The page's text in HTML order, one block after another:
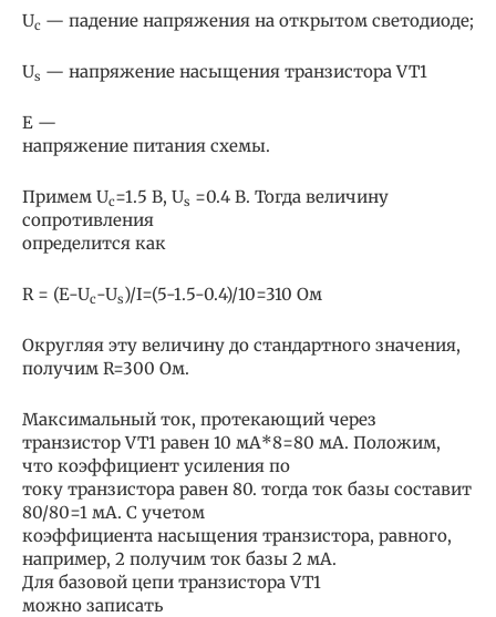
Uc — падение напряжения на открытом светодиоде;
Us — напряжение насыщения транзистора VT1
E —
напряжение питания схемы.
Примем Uc=1.5 В, Us =0.4 В. Тогда величину
сопротивления
определится как
R = (E-Uc-Us)/I=(5-1.5-0.4)/10=310 Ом
Округляя эту величину до стандартного значения,
получим R=300 Ом.
Максимальный ток, протекающий через
транзистор VT1 равен 10 мА*8=80 мА. Положим,
что коэффициент усиления по
току транзистора равен 80. тогда ток базы составит
80/80=1 мА. С учетом
коэффициента насыщения транзистора, равного,
например, 2 получим ток базы 2 мА.
Для базовой цепи транзистора VT1
можно записать